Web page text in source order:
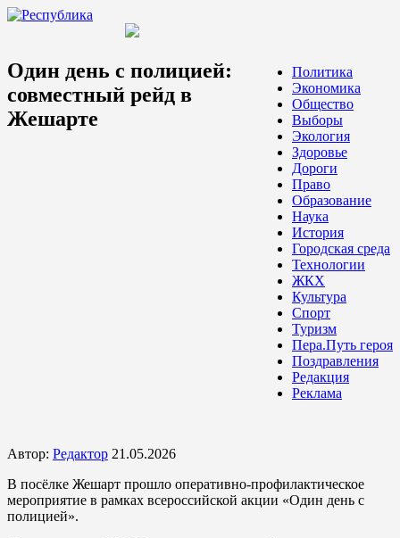
Политика
Экономика
Общество
Выборы
Экология
Здоровье
Дороги
Право
Образование
Наука
История
Городская среда
Технологии
ЖКХ
Культура
Спорт
Туризм
Пера.Путь героя
Поздравления
Редакция
Реклама
Один день с полицией:
совместный рейд в
Жешарте
Автор: Редактор 21.05.2026
В посёлке Жешарт прошло оперативно-профилактическое
мероприятие в рамках всероссийской акции «Один день с
полицией».